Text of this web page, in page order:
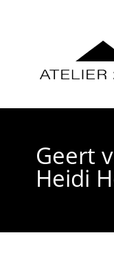
Geert
Heidi